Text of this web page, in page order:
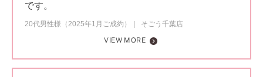
です。
20代男性様（2025年1月ご成約）
そごう千葉店
VIEW MORE